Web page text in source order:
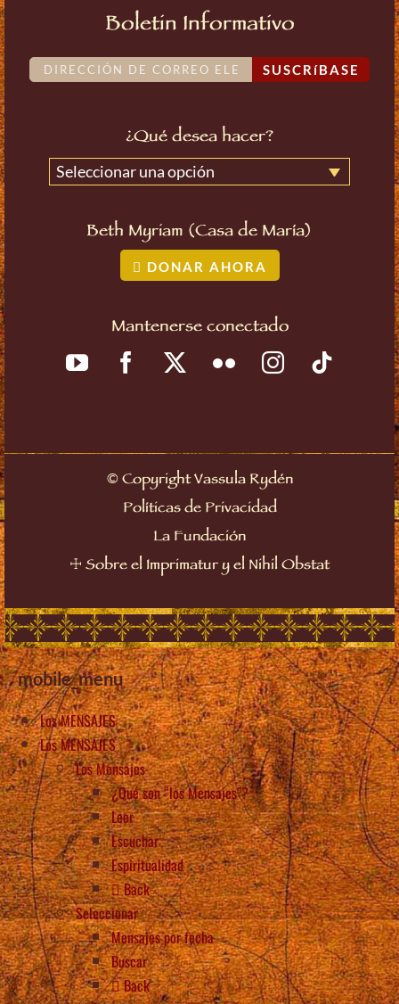
Boletin Informativo
SUSCRíBASE
¿Qué desea hacer?
Seleccionar una opción
Beth Myriam (Casa de María)
DONAR AHORA
Mantenerse conectado
©Copyright Vassula Rydén
Políticas de Privacidad
La Fundación
☩ Sobre el Imprimatur y el Nihil Obstat
mobile_menu
Los MENSAJES
Los MENSAJES
Los Mensajes
¿Qué son “los Mensajes”?
Leer
Escuchar
Espiritualidad
Back
Seleccionar
Mensajes por fecha
Buscar
Back